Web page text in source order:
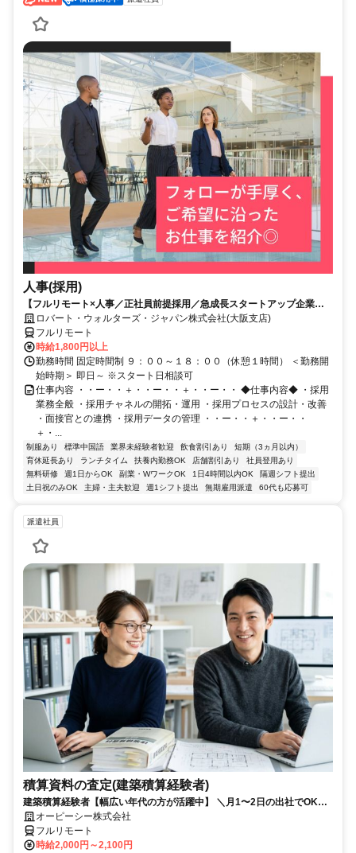
人事(採用)
【フルリモート×人事／正社員前提採用／急成長スタートアップ企業／
英語】Robert Walters
ロバート・ウォルターズ・ジャパン株式会社(大阪支店)
フルリモート
時給1,800円以上
勤務時間 固定時間制 ９：００～１８：００（休憩１時間） ＜勤務開
始時期＞ 即日～ ※スタート日相談可
仕事内容 ・・ー・・＋・・ー・・＋・・ー・・ ◆仕事内容◆ ・採用
業務全般 ・採用チャネルの開拓・運用 ・採用プロセスの設計・改善
・面接官との連携 ・採用データの管理 ・・ー・・＋・・ー・・
＋・...
制服あり 標準中国語 業界未経験者歓迎 飲食割引あり
短期（3ヵ月以内）
育休延長あり
ランチタイム 扶養内勤務OK 店舗割引あり
社員登用あり
無料研修
週1日からOK 副業・WワークOK 1日4時間以内OK
隔週シフト提出
土日祝のみOK
主婦・主夫歓迎 週1シフト提出 無期雇用派遣 60代も応募可
派遣社員
積算資料の査定(建築積算経験者)
建築積算経験者【幅広い年代の方が活躍中】 ＼月1〜2日の出社でOK！
大手の安定環境で積算資料の査定業務／
オーピーシー株式会社
フルリモート
時給2,000円～2,100円